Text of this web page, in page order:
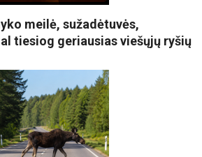
meilė, sužadėtuvės,
tiesiog geriausias viešųjų ryšių